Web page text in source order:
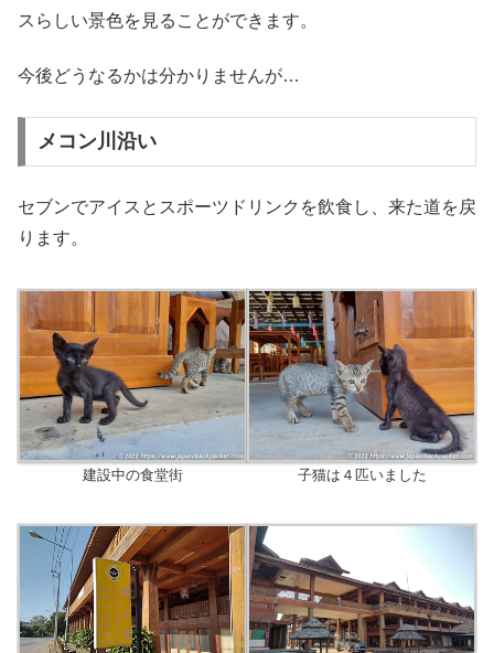
スらしい景色を見ることができます。
今後どうなるかは分かりませんが…
メコン川沿い
セブンでアイスとスポーツドリンクを飲食し、来た道を戻
ります。
建設中の食堂街 子猫は４匹いました